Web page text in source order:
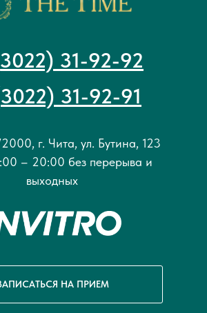
г. Чита, ул. Бутина, 123
– 20:00 без перерыва и
выходных
31-92-92
31-92-91
НА ПРИЕМ